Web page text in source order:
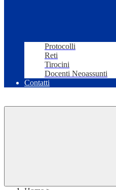
Protocolli
Reti
Tirocini
Docenti Neoassunti
Contatti